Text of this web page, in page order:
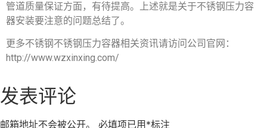
管道质量保证方面，有待提高。上述就是关于不锈钢压力容
器安装要注意的问题总结了。
更多不锈钢不锈钢压力容器相关资讯请访问公司官网：
http://www.wzxinxing.com/
发表评论
邮箱地址不会被公开。 必填项已用*标注